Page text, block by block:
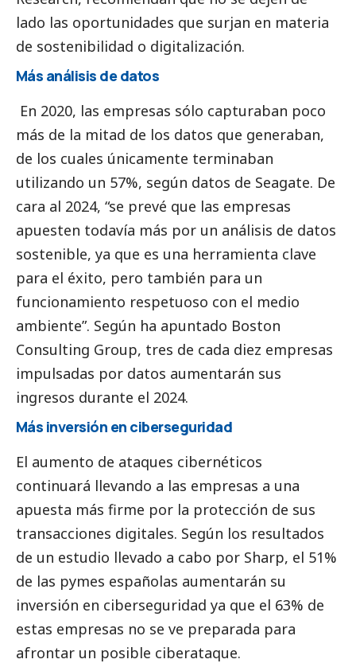
lado las oportunidades que surjan en materia
de sostenibilidad o digitalización.
Más análisis de datos
En 2020, las empresas sólo capturaban poco
más de la mitad de los datos que generaban,
de los cuales únicamente terminaban
utilizando un 57%, según datos de Seagate. De
cara al 2024, “se prevé que las empresas
apuesten todavía más por un análisis de datos
sostenible, ya que es una herramienta clave
para el éxito, pero también para un
funcionamiento respetuoso con el medio
ambiente”. Según ha apuntado Boston
Consulting Group, tres de cada diez empresas
impulsadas por datos aumentarán sus
ingresos durante el 2024.
Más inversión en ciberseguridad
El aumento de ataques cibernéticos
continuará llevando a las empresas a una
apuesta más firme por la protección de sus
transacciones digitales. Según los resultados
de un estudio llevado a cabo por Sharp, el 51%
de las pymes españolas aumentarán su
inversión en ciberseguridad ya que el 63% de
estas empresas no se ve preparada para
afrontar un posible ciberataque.